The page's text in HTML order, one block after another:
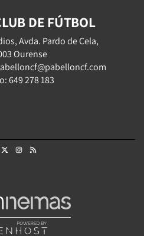
DE FÚTBOL
Avda. Pardo de Cela,
Ourense
649 278 183
Instagram